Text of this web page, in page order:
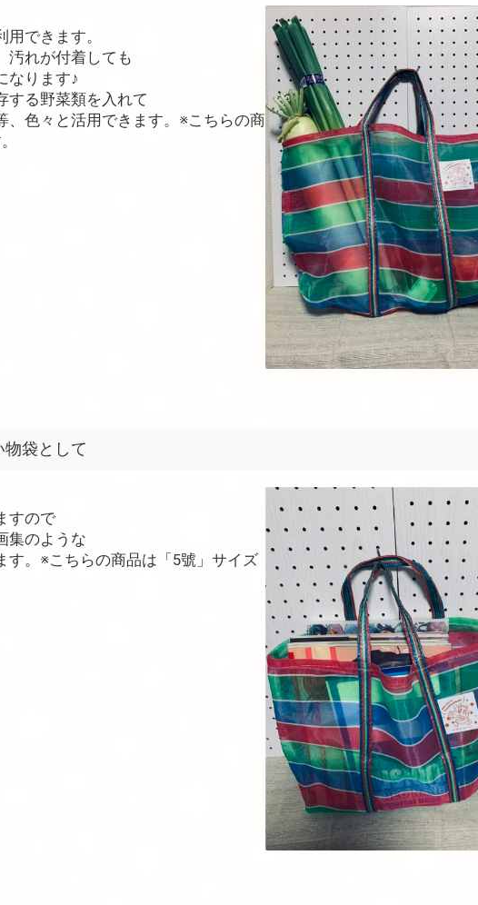
できます。
汚れが付着しても
なります♪
する野菜類を入れて
、色々と活用できます。※こちらの商
袋として
すので
集のような
す。※こちらの商品は「5號」サイズ